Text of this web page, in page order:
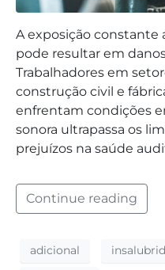
A exposição constante
pode resultar em
Trabalhadores em
construção civil e
enfrentam condições
sonora ultrapassa os
prejuízos na saúde
Continue reading
adicional